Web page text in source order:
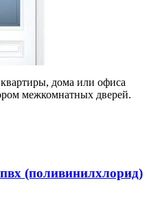
дома или офиса
межкомнатных дверей.
(поливинилхлорид)